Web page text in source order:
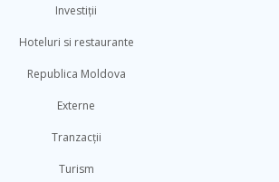
Investiții
Hoteluri si restaurante
Republica Moldova
Externe
Tranzacții
Turism